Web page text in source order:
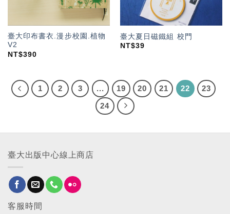
臺大印布書衣.漫步校園.植物
V2
NT$390
臺大夏日磁鐵組 校門
NT$39
1 2 3 ... 19 20 21 22
23
24
臺大出版中心線上商店
客服時間